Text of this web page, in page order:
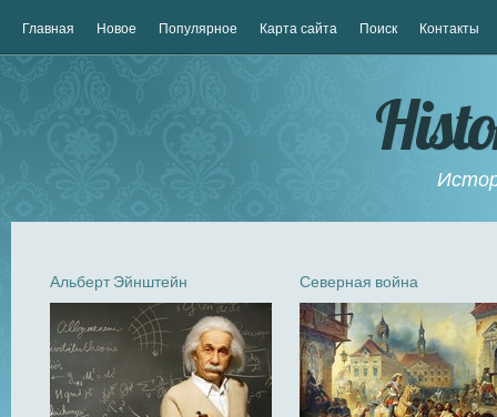
Главная Новое Популярное Карта сайта Поиск Контакты
Альберт Эйнштейн Северная война